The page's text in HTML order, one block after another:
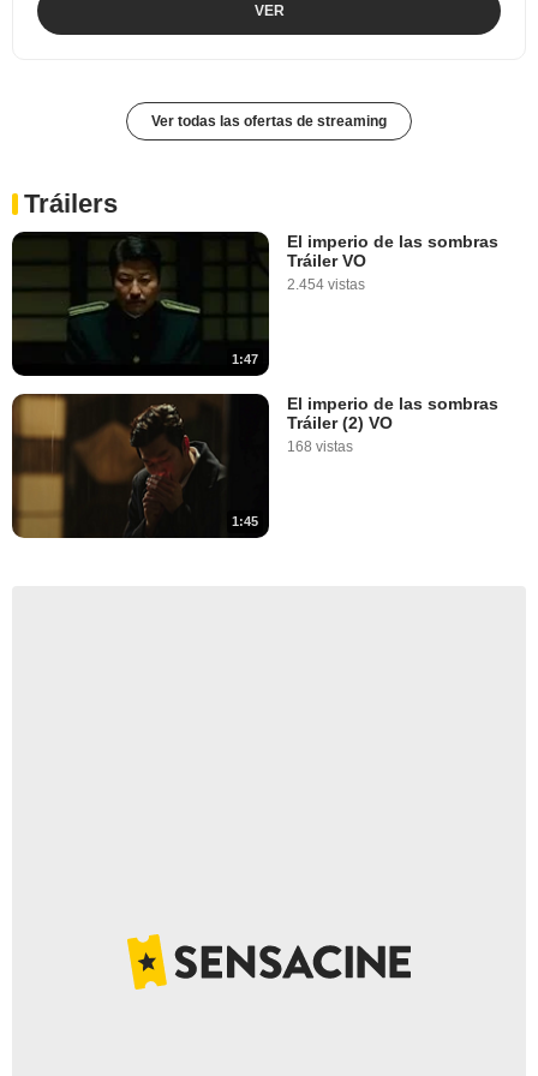
VER
Ver todas las ofertas de streaming
Tráilers
1:47
El imperio de las sombras
Tráiler VO
2.454 vistas
1:45
El imperio de las sombras
Tráiler (2) VO
168 vistas